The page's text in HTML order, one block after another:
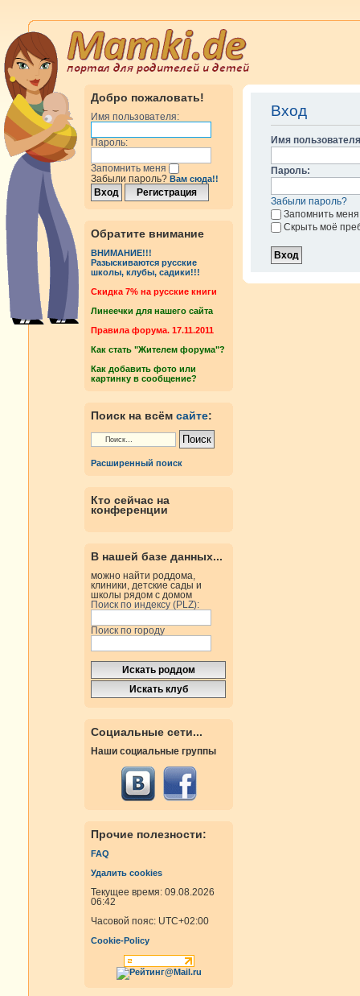
Добро пожаловать!
Имя пользователя:
Пароль:
Запомнить меня
Забыли пароль? Вам сюда!!
Обратите внимание
ВНИМАНИЕ!!!
Разыскиваются русские
школы, клубы, садики!!!
Cкидка 7% на русские книги
Линеечки для нашего сайта
Правила форума. 17.11.2011
Как стать "Жителем форума"?
Как добавить фото или
картинку в сообщение?
Поиск на всём сайте:
Расширенный поиск
Кто сейчас на
конференции
В нашей базе данных...
можно найти роддома,
клиники, детские сады и
школы рядом с домом
Поиск по индексу (PLZ):
Поиск по городу
Социальные сети...
Наши социальные группы
Прочие полезности:
FAQ
Удалить cookies
Текущее время: 09.08.2026
06:42
Часовой пояс: UTC+02:00
Cookie-Policy
Вход
Имя
Пароль:
Забыли пароль?
Запомнить меня
Скрыть моё